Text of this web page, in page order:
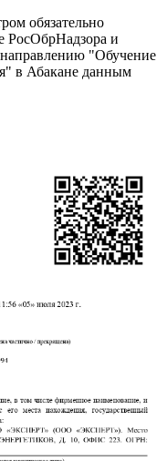
обязательно
РосОбрНадзора и
"Обучение
в Абакане данным